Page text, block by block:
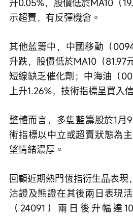
升0.05%，股價低於MA10（
示超賣，有反彈機會。
其他藍籌中，中國移動（
升跌，股價低於MA10（81.97
短線缺乏催化劑；中海油（
上升1.26%，技術指標呈買入
整體而言，多隻藍籌股於1月
術指標以中立或超賣狀態為
望情緒濃厚。
回顧近期熱門恆指衍生品表現
沽證及熊證在其後兩日表現
（24091）兩日後升幅達